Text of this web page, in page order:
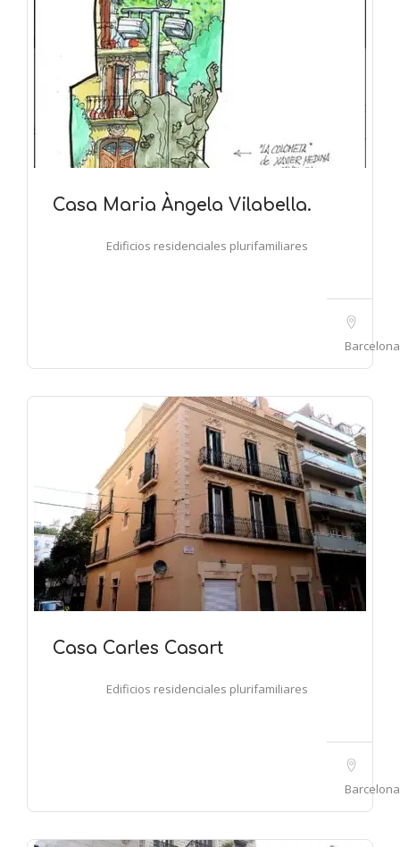
Casa Maria Àngela Vilabella.
Edificios residenciales plurifamiliares
Barcelona
Casa Carles Casart
Edificios residenciales plurifamiliares
Barcelona